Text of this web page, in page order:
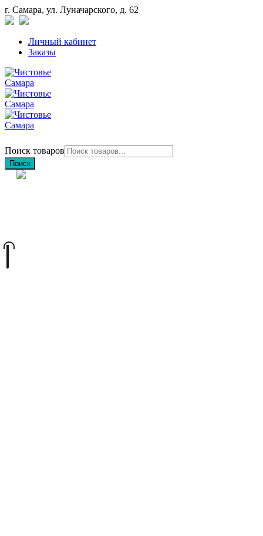
г. Самара, ул. Луначарского, д. 62
Личный кабинет
Заказы
Поиск товаров
Поиск